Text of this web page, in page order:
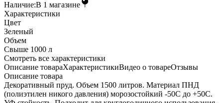
Наличие:В 1 магазине
Характеристики
Цвет
Зеленый
Объем
Свыше 1000 л
Cмотреть все характеристики
Описание товараХарактеристикиВидео о товареОтзывы
Описание товара
Декоративный пруд. Объем 1500 литров. Материал ПНД
(полиэтилен никого давления) морозостойкий -50С до +50С.